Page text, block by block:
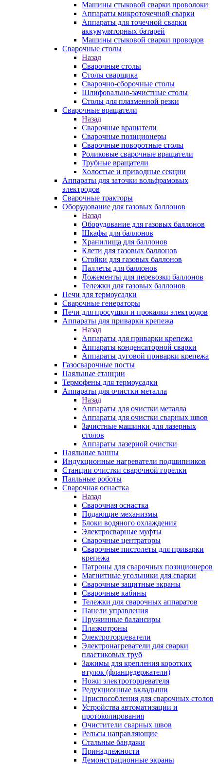
Машины стыковой сварки проволоки
Аппараты микроточечной сварки
Аппараты для точечной сварки
аккумуляторных батарей
Машины стыковой сварки проводов
Сварочные столы
Назад
Сварочные столы
Столы сварщика
Сварочно-сборочные столы
Шлифовально-зачистные столы
Столы для плазменной резки
Сварочные вращатели
Назад
Сварочные вращатели
Сварочные позиционеры
Сварочные поворотные столы
Роликовые сварочные вращатели
Трубные вращатели
Холостые и приводные секции
Аппараты для заточки вольфрамовых
электродов
Сварочные тракторы
Оборудование для газовых баллонов
Назад
Оборудование для газовых баллонов
Шкафы для баллонов
Хранилища для баллонов
Клети для газовых баллонов
Стойки для газовых баллонов
Паллеты для баллонов
Ложементы для перевозки баллонов
Тележки для газовых баллонов
Печи для термоусадки
Сварочные генераторы
Печи для просушки и прокалки электродов
Аппараты для приварки крепежа
Назад
Аппараты для приварки крепежа
Аппараты конденсаторной сварки
Аппараты дуговой приварки крепежа
Газосварочные посты
Паяльные станции
Термофены для термоусадки
Аппараты для очистки металла
Назад
Аппараты для очистки металла
Аппараты для очистки сварных швов
Зачистные машинки для лазерных
столов
Аппараты лазерной очистки
Паяльные ванны
Индукционные нагреватели подшипников
Станции очистки сварочной горелки
Паяльные роботы
Сварочная оснастка
Назад
Сварочная оснастка
Подающие механизмы
Блоки водяного охлаждения
Электросварные муфты
Сварочные центраторы
Сварочные пистолеты для приварки
крепежа
Патроны для сварочных позиционеров
Магнитные угольники для сварки
Сварочные защитные экраны
Сварочные кабины
Тележки для сварочных аппаратов
Панели управления
Пружинные балансиры
Плазмотроны
Электроторцеватели
Электронагреватели для сварки
пластиковых труб
Зажимы для крепления коротких
втулок (фланцедержатели)
Ножи электроторцевателя
Редукционные вкладыши
Приспособления для сварочных столов
Устройства автоматизации и
протоколирования
Очистители сварных швов
Рельсы направляющие
Стальные бандажи
Принадлежности
Демонстрационные экраны